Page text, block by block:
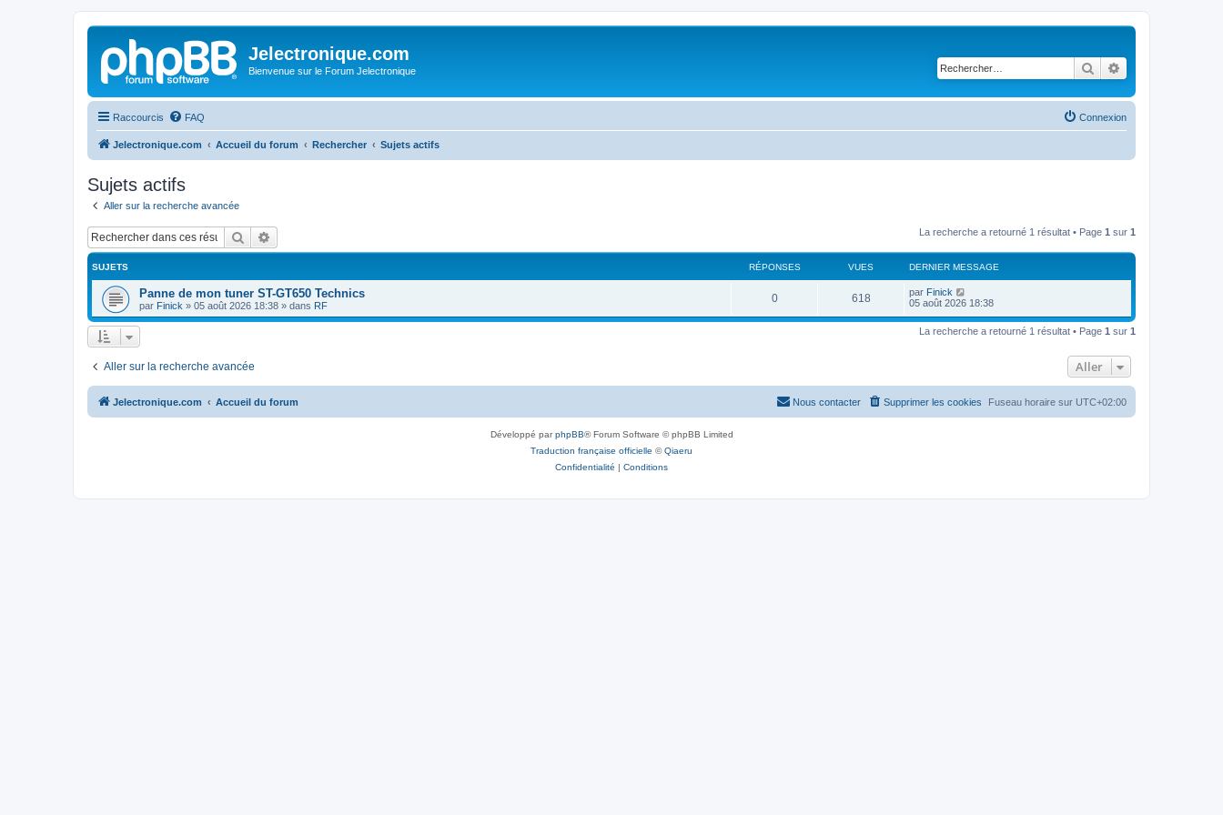
Jelectronique.com
Bienvenue sur le Forum Jelectronique Rechercher
Raccourcis FAQ Connexion
Jelectronique.com Accueil du forum Rechercher Sujets actifs
Sujets actifs
Aller sur la recherche avancée
Rechercher La recherche a retourné 1 résultat • Page 1 sur 1
SUJETS RÉPONSES VUES DERNIER MESSAGE
Panne de mon tuner ST-GT650 Technics
par Finick » 05 août 2026 18:38 » dans RF
0 618 par Finick
05 août 2026 18:38
La recherche a retourné 1 résultat • Page 1 sur 1
Aller sur la recherche avancée Aller
Jelectronique.com Accueil du forum Fuseau horaire sur UTC+02:00
Supprimer les cookies
Nous contacter
Développé parphpBB® Forum Software © phpBB Limited
Traduction française officielle ©Qiaeru
Confidentialité | Conditions